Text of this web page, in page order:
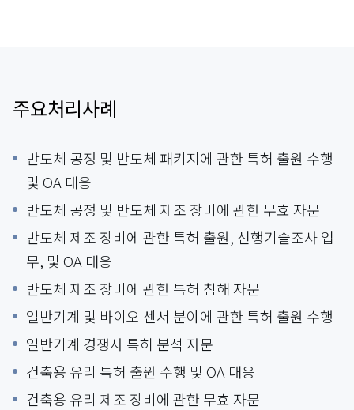
주요처리사례
반도체 공정 및 반도체 패키지에 관한 특허 출원 수행
및 OA 대응
반도체 공정 및 반도체 제조 장비에 관한 무효 자문
반도체 제조 장비에 관한 특허 출원, 선행기술조사 업
무, 및 OA 대응
반도체 제조 장비에 관한 특허 침해 자문
일반기계 및 바이오 센서 분야에 관한 특허 출원 수행
일반기계 경쟁사 특허 분석 자문
건축용 유리 특허 출원 수행 및 OA 대응
건축용 유리 제조 장비에 관한 무효 자문